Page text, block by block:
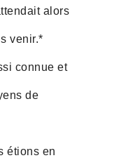
alors
venir.*
connue et
de
étions en